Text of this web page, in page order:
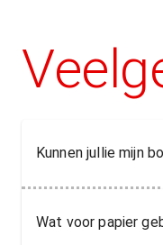
Kunnen jullie mijn
Wat voor papier